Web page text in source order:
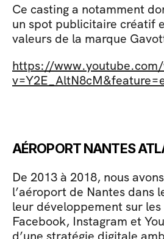
Ce casting a notamment
un spot publicitaire créatif
valeurs de la marque
https://
AÉROPORT NANTES
De 2013 à 2018, nous
l’aéroport de Nantes dans
leur développement sur les
Facebook, Instagram et